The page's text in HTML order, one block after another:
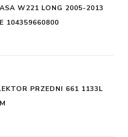
W221 LONG 2005-2013
104359660800
PRZEDNI 661 1133L